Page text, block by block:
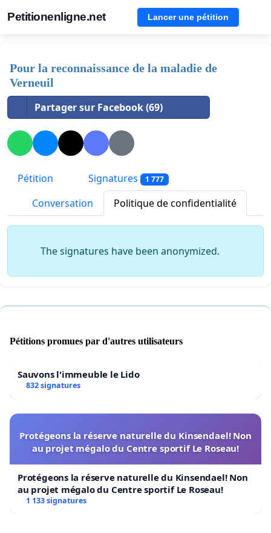
Petitionenligne.net Lancer une pétition
Pour la reconnaissance de la maladie de
Verneuil
Partager sur Facebook (69)
Pétition Signatures 1 777
Conversation Politique de confidentialité
The signatures have been anonymized.
Pétitions promues par d'autres utilisateurs
Sauvons l'immeuble le Lido
832 signatures
Protégeons la réserve naturelle du Kinsendael! Non
au projet mégalo du Centre sportif Le Roseau!
Protégeons la réserve naturelle du Kinsendael! Non
au projet mégalo du Centre sportif Le Roseau!
1 133 signatures